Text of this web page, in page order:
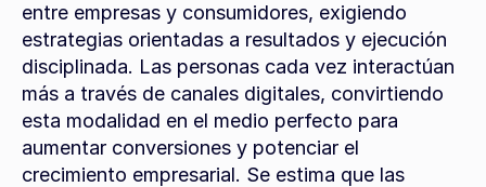
entre empresas y consumidores, exigiendo
estrategias orientadas a resultados y ejecución
disciplinada. Las personas cada vez interactúan
más a través de canales digitales, convirtiendo
esta modalidad en el medio perfecto para
aumentar conversiones y potenciar el
crecimiento empresarial. Se estima que las